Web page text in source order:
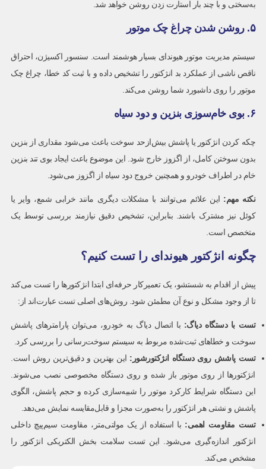
به‌سختی و با چند بار استارت زدن روشن خواهد شد.
۵. روشن شدن چراغ چک موتور
سیستم مدیریت موتور هیوندای بسیار هوشمند است. سنسور اکسیژن، احتراق
ناقص ناشی از عملکرد بد انژکتور را تشخیص داده و با ثبت کد خطا، چراغ چک
موتور را روی داشبورد شما روشن می‌کند.
۶. بوی خام‌سوزی بنزین و دود سیاه
چکه کردن انژکتور یا پاشش بیش‌ازحد سوخت باعث می‌شود مقداری از بنزین
بدون سوختن کامل، از اگزوز خارج شود. این موضوع باعث ایجاد بوی تند بنزین
خام در اطراف خودرو و همچنین خروج دود سیاه از اگزوز می‌شود.
نکته مهم: این علائم می‌توانند با مشکلات دیگری مانند خرابی شمع، وایر یا
کوئل نیز مشترک باشند. بنابراین، تشخیص دقیق نیازمند بررسی توسط یک
متخصص است.
چگونه انژکتور هیوندای را تست کنیم؟
پیش از اقدام به شستشو، یک تعمیرکار حرفه‌ای ابتدا انژکتورها را تست می‌کند
تا از وجود مشکل و نوع آن مطمئن شود. روش‌های اصلی تست عبارت‌اند از:
تست با دستگاه دیاگ: با اتصال دیاگ به خودرو، می‌توان پارامترهای پاشش
سوخت و خطاهای ثبت‌شده مربوط به سیستم سوخت‌رسانی را بررسی کرد.
تست پاشش روی دستگاه انژکتورشور : این بهترین و دقیق‌ترین روش است.
انژکتورها از روی موتور باز شده و روی دستگاه مخصوصی نصب می‌شوند.
این دستگاه شرایط کارکرد موتور را شبیه‌سازی کرده و حجم پاشش، الگوی
پاشش و نشتی هر انژکتور را به‌صورت مجزا و قابل‌مقایسه نمایش می‌دهد.
تست مقاومت اهمی: با استفاده از یک مولتی‌متر، مقاومت سیم‌پیچ داخلی
انژکتور اندازه‌گیری می‌شود. این تست سلامت بخش الکتریکی انژکتور را
مشخص می‌کند.